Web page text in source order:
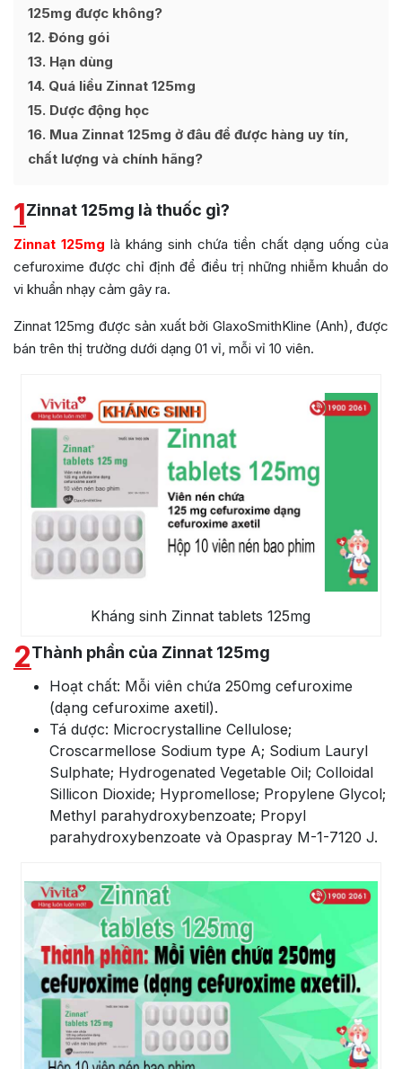
125mg được không?
12 Đóng gói
13 Hạn dùng
14 Quá liều Zinnat 125mg
15 Dược động học
16 Mua Zinnat 125mg ở đâu để được hàng uy tín,
chất lượng và chính hãng?
1Zinnat 125mg là thuốc gì?
Zinnat 125mg là kháng sinh chứa tiền chất dạng uống của
cefuroxime được chỉ định để điều trị những nhiễm khuẩn do
vi khuẩn nhạy cảm gây ra.
Zinnat 125mg được sản xuất bởi GlaxoSmithKline (Anh), được
bán trên thị trường dưới dạng 01 vỉ, mỗi vỉ 10 viên.
Kháng sinh Zinnat tablets 125mg
2Thành phần của Zinnat 125mg
Hoạt chất: Mỗi viên chứa 250mg cefuroxime
(dạng cefuroxime axetil).
Tá dược: Microcrystalline Cellulose;
Croscarmellose Sodium type A; Sodium Lauryl
Sulphate; Hydrogenated Vegetable Oil; Colloidal
Sillicon Dioxide; Hypromellose; Propylene Glycol;
Methyl parahydroxybenzoate; Propyl
parahydroxybenzoate và Opaspray M-1-7120 J.